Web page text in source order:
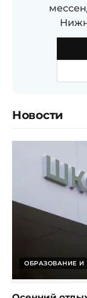
Новости
ОБРАЗОВАНИЕ И